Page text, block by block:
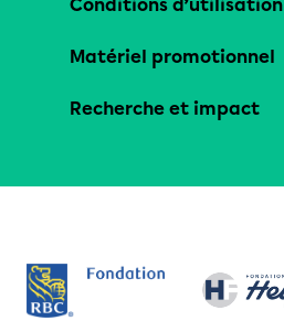
Conditions d’utilisation
Matériel promotionnel
Recherche et impact